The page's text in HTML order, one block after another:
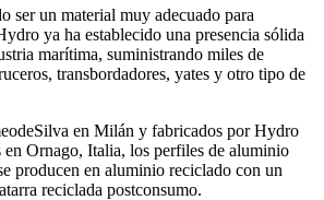
ser un material muy adecuado para
ya ha establecido una presencia sólida
marítima, suministrando miles de
transbordadores, yates y otro tipo de
en Milán y fabricados por Hydro
en Ornago, Italia, los perfiles de aluminio
producen en aluminio reciclado con un
reciclada postconsumo.